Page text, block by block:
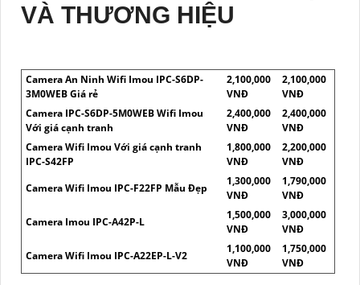
VÀ THƯƠNG HIỆU
Camera An Ninh Wifi Imou IPC-S6DP-
3M0WEB Giá rẻ
2,100,000
VNĐ
2,100,000
VNĐ
Camera IPC-S6DP-5M0WEB Wifi Imou
Với giá cạnh tranh
2,400,000
VNĐ
2,400,000
VNĐ
Camera Wifi Imou Với giá cạnh tranh
IPC-S42FP
1,800,000
VNĐ
2,200,000
VNĐ
Camera Wifi Imou IPC-F22FP Mẫu Đẹp
1,300,000
VNĐ
1,790,000
VNĐ
Camera Imou IPC-A42P-L
1,500,000
VNĐ
3,000,000
VNĐ
Camera Wifi Imou IPC-A22EP-L-V2
1,100,000
VNĐ
1,750,000
VNĐ